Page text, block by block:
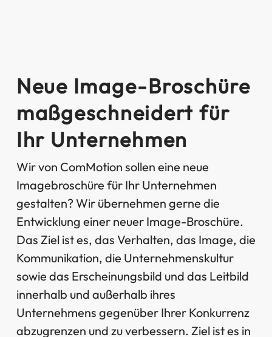
Neue Image-Broschüre
maßgeschneidert für
Ihr Unternehmen
Wir von ComMotion sollen eine neue
Imagebroschüre für Ihr Unternehmen
gestalten? Wir übernehmen gerne die
Entwicklung einer neuer Image-Broschüre.
Das Ziel ist es, das Verhalten, das Image, die
Kommunikation, die Unternehmenskultur
sowie das Erscheinungsbild und das Leitbild
innerhalb und außerhalb ihres
Unternehmens gegenüber Ihrer Konkurrenz
abzugrenzen und zu verbessern. Ziel ist es in